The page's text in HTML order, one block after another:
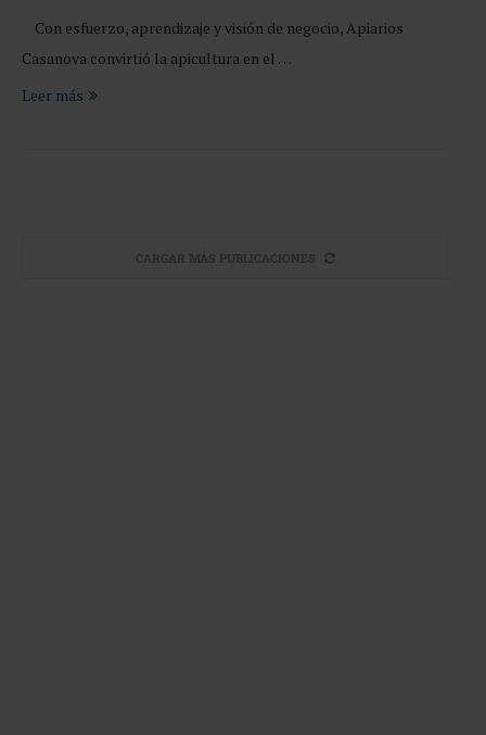
Con esfuerzo, aprendizaje y visión de negocio, Apiarios
Casanova convirtió la apicultura en el …
Leer más
CARGAR MÁS PUBLICACIONES